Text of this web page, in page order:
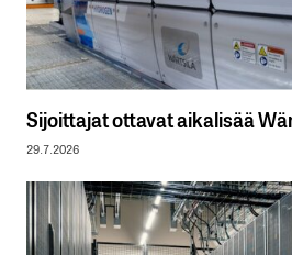
Sijoittajat ottavat aikalisää
29.7.2026